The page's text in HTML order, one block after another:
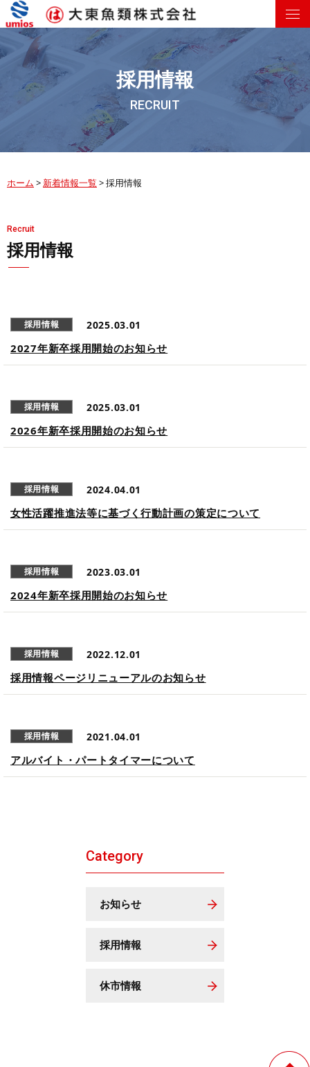
採用情報
RECRUIT
ホーム > 新着情報一覧 >採用情報
Recruit
採用情報
採用情報 2025.03.01
2027年新卒採用開始のお知らせ
採用情報 2025.03.01
2026年新卒採用開始のお知らせ
採用情報 2024.04.01
女性活躍推進法等に基づく行動計画の策定について
採用情報 2023.03.01
2024年新卒採用開始のお知らせ
採用情報 2022.12.01
採用情報ページリニューアルのお知らせ
採用情報 2021.04.01
アルバイト・パートタイマーについて
Category
お知らせ
採用情報
休市情報